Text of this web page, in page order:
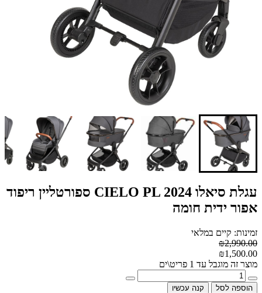
עגלת סיאלו CIELO PL 2024 ספורטליין ריפוד
אפור ידית חומה
זמינות: קיים במלאי
₪2,990.00
₪1,500.00
מוצר זה מוגבל עד 1 פריט\ים
הוספה לסל קנה עכשיו